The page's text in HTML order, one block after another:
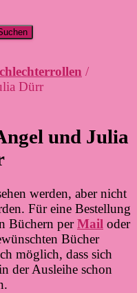
/
Dürr
und Julia
werden, aber nicht
Für eine Bestellung
Büchern perMail oder
Bücher
möglich, dass sich
der Ausleihe schon